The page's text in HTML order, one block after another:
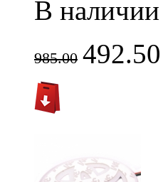
В наличии
985.00 492.50